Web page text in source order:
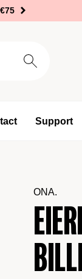
Support
ONA.